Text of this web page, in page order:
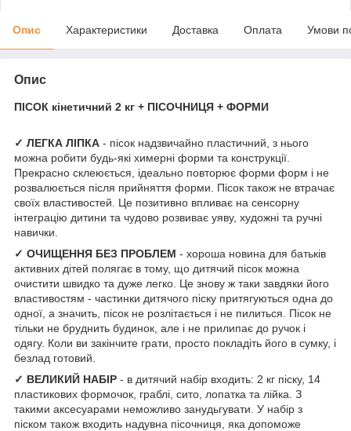
Опис Характеристики Доставка Оплата Умови
Опис
ПІСОК кінетичний 2 кг + ПІСОЧНИЦЯ + ФОРМИ
✓ ЛЕГКА ЛІПКА - пісок надзвичайно пластичний, з нього
можна робити будь-які химерні форми та конструкції.
Прекрасно склеюється, ідеально повторює форми форм і не
розвалюється після прийняття форми. Пісок також не втрачає
своїх властивостей. Це позитивно впливає на сенсорну
інтеграцію дитини та чудово розвиває уяву, художні та ручні
навички.
✓ ОЧИЩЕННЯ БЕЗ ПРОБЛЕМ - хороша новина для батьків
активних дітей полягає в тому, що дитячий пісок можна
очистити швидко та дуже легко. Це знову ж таки завдяки його
властивостям - частинки дитячого піску притягуються одна до
одної, а значить, пісок не розлітається і не пилиться. Пісок не
тільки не бруднить будинок, але і не прилипає до ручок і
одягу. Коли ви закінчите грати, просто покладіть його в сумку, і
безлад готовий.
✓ ВЕЛИКИЙ НАБІР - в дитячий набір входить: 2 кг піску, 14
пластикових формочок, граблі, сито, лопатка та лійка. З
такими аксесуарами неможливо занудьгувати. У набір з
піском також входить надувна пісочниця, яка допоможе